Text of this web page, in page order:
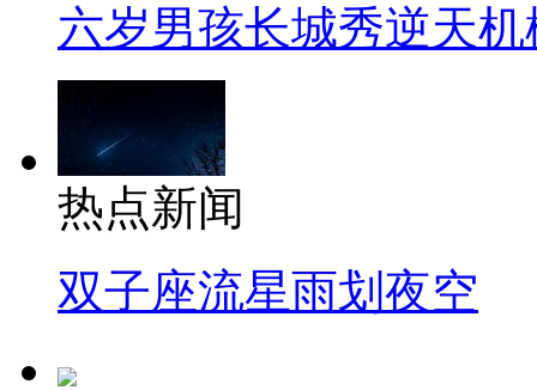
六岁男孩长城秀逆天机
热点新闻
双子座流星雨划夜空